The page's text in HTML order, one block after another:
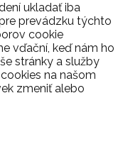
ukladať iba
prevádzku týchto
cookie
vďační, keď nám ho
stránky a služby
na našom
zmeniť alebo